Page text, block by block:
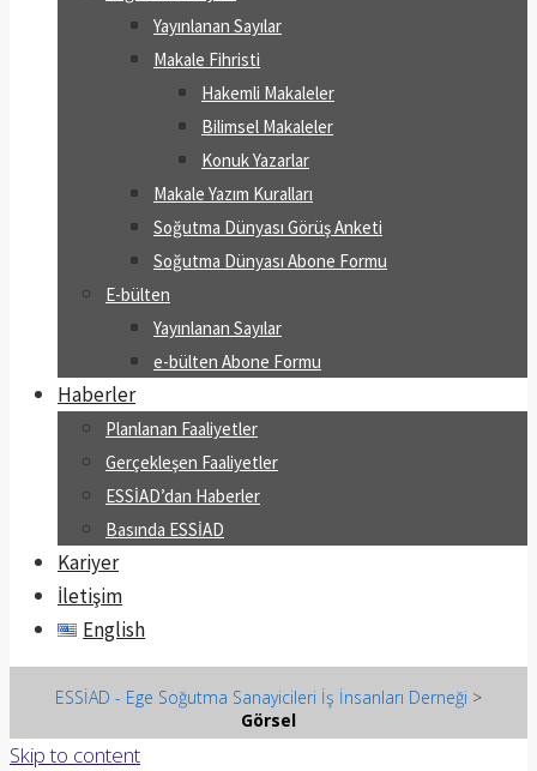
Yayınlanan Sayılar
Makale Fihristi
Hakemli Makaleler
Bilimsel Makaleler
Konuk Yazarlar
Makale Yazım Kuralları
Soğutma Dünyası Görüş Anketi
Soğutma Dünyası Abone Formu
E-bülten
Yayınlanan Sayılar
e-bülten Abone Formu
Haberler
Planlanan Faaliyetler
Gerçekleşen Faaliyetler
ESSİAD’dan Haberler
Basında ESSİAD
Kariyer
İletişim
English
ESSİAD - Ege Soğutma Sanayicileri İş İnsanları Derneği >
Görsel
Skip to content